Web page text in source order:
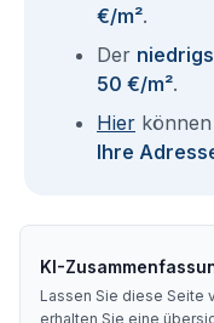
€/m².
Der
50 €/m².
Hier
Ihre
KI-
Lassen Sie diese Seite
erhalten Sie eine